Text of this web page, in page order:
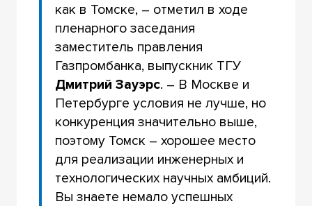
как в Томске, – отметил в ходе
пленарного заседания
заместитель правления
Газпромбанка, выпускник ТГУ
Дмитрий Зауэрс. – В Москве и
Петербурге условия не лучше, но
конкуренция значительно выше,
поэтому Томск – хорошее место
для реализации инженерных и
технологических научных амбиций.
Вы знаете немало успешных